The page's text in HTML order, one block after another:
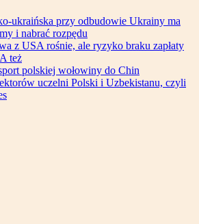
ukraińska przy odbudowie Ukrainy ma
i nabrać rozpędu
z USA rośnie, ale ryzyko braku zapłaty
też
polskiej wołowiny do Chin
uczelni Polski i Uzbekistanu, czyli